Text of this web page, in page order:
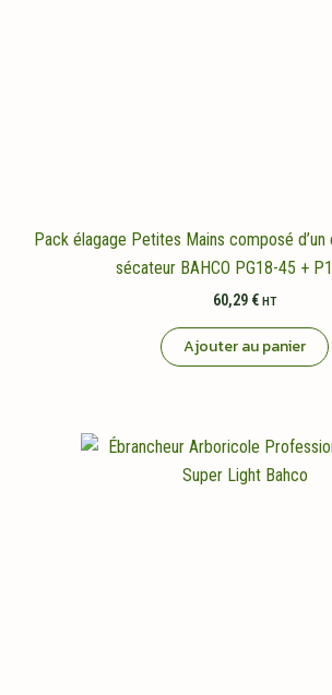
Pack élagage Petites Mains composé d’un
sécateur BAHCO PG18-45 +
60,29 € HT
Ajouter au panier